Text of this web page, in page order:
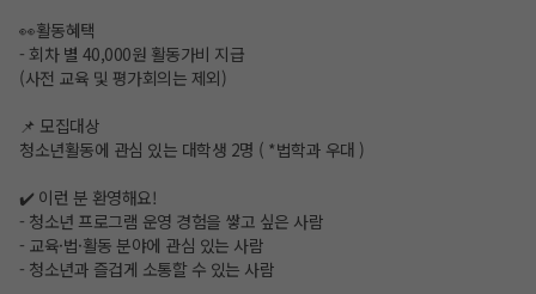
👀활동혜택
- 회차 별 40,000원 활동가비 지급
(사전 교육 및 평가회의는 제외)
📌 모집대상
청소년활동에 관심 있는 대학생 2명 ( *법학과 우대 )
✔️ 이런 분 환영해요!
- 청소년 프로그램 운영 경험을 쌓고 싶은 사람
- 교육·법·활동 분야에 관심 있는 사람
- 청소년과 즐겁게 소통할 수 있는 사람